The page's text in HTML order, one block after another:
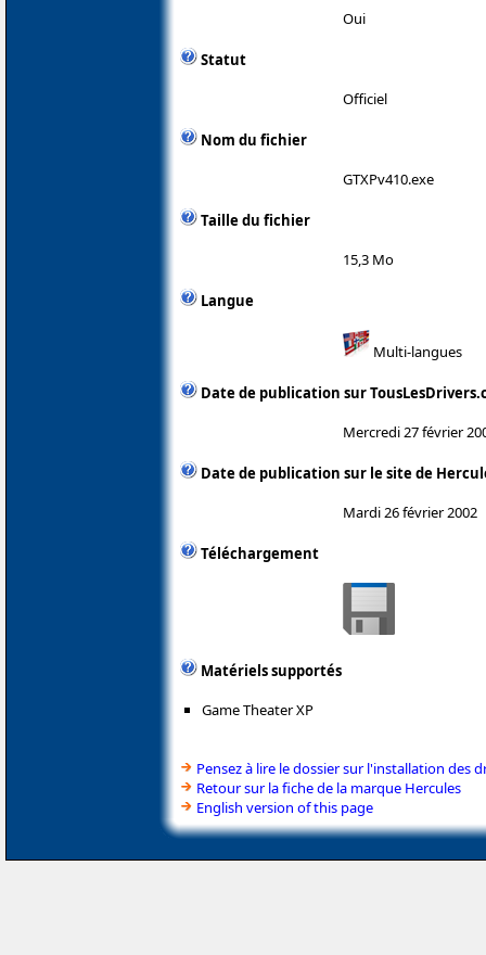
Oui
Statut
Officiel
Nom du fichier
GTXPv410.exe
Taille du fichier
15,3 Mo
Langue
Multi-langues
Date de publication sur
Mercredi 27 février
Date de publication sur le site de
Mardi 26 février 2002
Téléchargement
Matériels supportés
Game Theater XP
Pensez à lire le dossier sur l'installation des
Retour sur la fiche de la marque Hercules
English version of this page